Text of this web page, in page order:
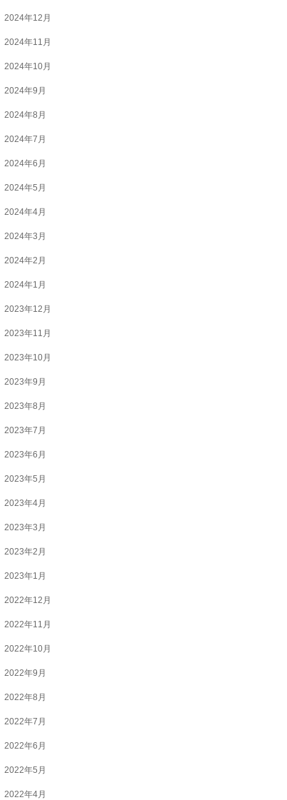
2024年12月
2024年11月
2024年10月
2024年9月
2024年8月
2024年7月
2024年6月
2024年5月
2024年4月
2024年3月
2024年2月
2024年1月
2023年12月
2023年11月
2023年10月
2023年9月
2023年8月
2023年7月
2023年6月
2023年5月
2023年4月
2023年3月
2023年2月
2023年1月
2022年12月
2022年11月
2022年10月
2022年9月
2022年8月
2022年7月
2022年6月
2022年5月
2022年4月